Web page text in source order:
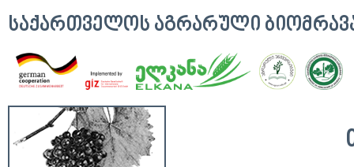
ᲡᲐᲥᲐᲠᲗᲕᲔᲚᲝᲡ ᲐᲒᲠᲐᲠᲣᲚᲘ